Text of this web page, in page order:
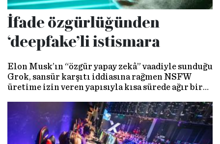
İfade özgürlüğünden
‘deepfake’li istismara
Elon Musk’ın “özgür yapay zekâ” vaadiyle sunduğu
Grok, sansür karşıtı iddiasına rağmen NSFW
üretime izin veren yapısıyla kısa sürede ağır bir
fotoğrafları üzerinden üretilen cinselleştirilmiş
deepfake’ler, “özgürlük” söyleminin hangi
noktada sorumsuzluğa dayandığını gözler önüne
serdi. Musk’ın yaşananları küçümseyen tavrı